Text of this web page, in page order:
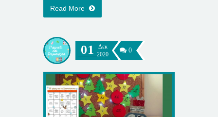
Read More
01
Δεκ
2020
0